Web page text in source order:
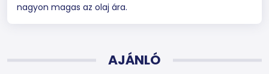
nagyon magas az olaj ára.
AJÁNLÓ